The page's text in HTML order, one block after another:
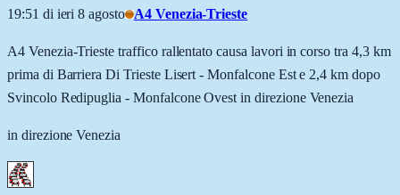
19:51 di ieri 8 agosto A4 Venezia-Trieste
A4 Venezia-Trieste traffico rallentato causa lavori in corso tra 4,3 km
prima di Barriera Di Trieste Lisert - Monfalcone Est e 2,4 km dopo
Svincolo Redipuglia - Monfalcone Ovest in direzione Venezia
in direzione Venezia